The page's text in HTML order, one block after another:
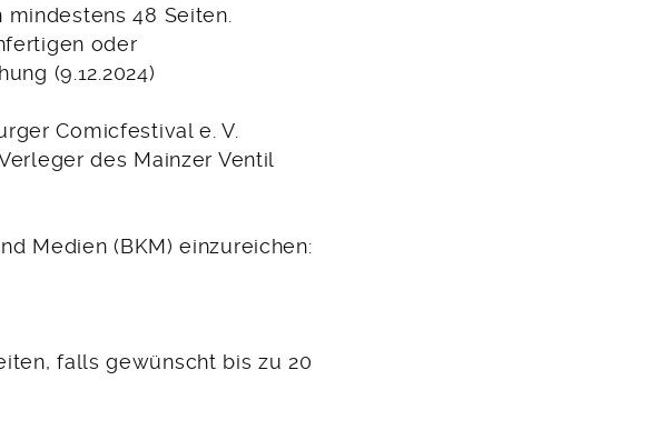
48 Seiten.
oder
(9.12.2024)
Comicfestival e. V.
des Mainzer Ventil
Medien (BKM) einzureichen:
falls gewünscht bis zu 20